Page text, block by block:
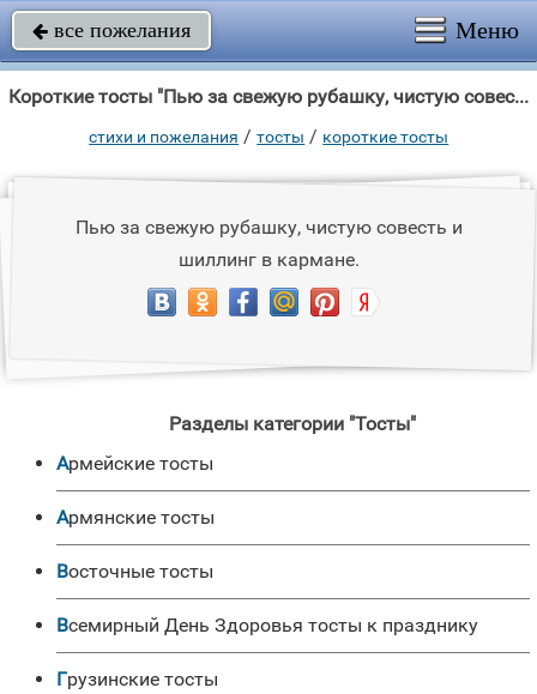
 все пожелания Меню
Короткие тосты "Пью за свежую рубашку, чистую совесть и шиллинг в кармане."
стихи и пожелания /тосты / короткие тосты
Пью за свежую рубашку, чистую совесть и
шиллинг в кармане.
Разделы категории "Тосты"
Армейские тосты
Армянские тосты
Восточные тосты
Всемирный День Здоровья тосты к празднику
Грузинские тосты